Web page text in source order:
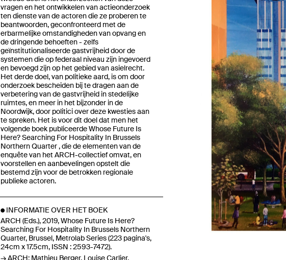
Previous
vragen en het ontwikkelen van actieonderzoek
ten dienste van de actoren die ze proberen te
beantwoorden, geconfronteerd met de
erbarmelijke omstandigheden van opvang en
de dringende behoeften - zelfs
geïnstitutionaliseerde gastvrijheid door de
systemen die op federaal niveau zijn ingevoerd
en bevoegd zijn op het gebied van asielrecht.
Het derde doel, van politieke aard, is om door
onderzoek bescheiden bij te dragen aan de
verbetering van de gastvrijheid in stedelijke
ruimtes, en meer in het bijzonder in de
Noordwijk, door politici over deze kwesties aan
te spreken. Het is voor dit doel dat men het
volgende boek publiceerde Whose Future Is
Here? Searching For Hospitality In Brussels
Northern Quarter , die de elementen van de
enquête van het ARCH-collectief omvat, en
voorstellen en aanbevelingen opstelt die
bestemd zijn voor de betrokken regionale
publieke actoren.
INFORMATIE OVER HET BOEK
ARCH (Eds.), 2019, Whose Future Is Here?
Searching For Hospitality In Brussels Northern
Quarter, Brussel, Metrolab Series (223 pagina's,
24cm x 17.5cm, ISSN : 2593-7472).
ARCH: Mathieu Berger, Louise Carlier,